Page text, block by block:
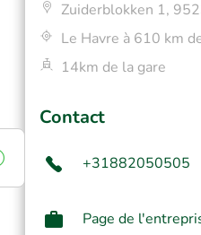
Zuiderblokken 1,
Le Havre à 610 km
14km de la gare
Contact
+31882050505
Page de